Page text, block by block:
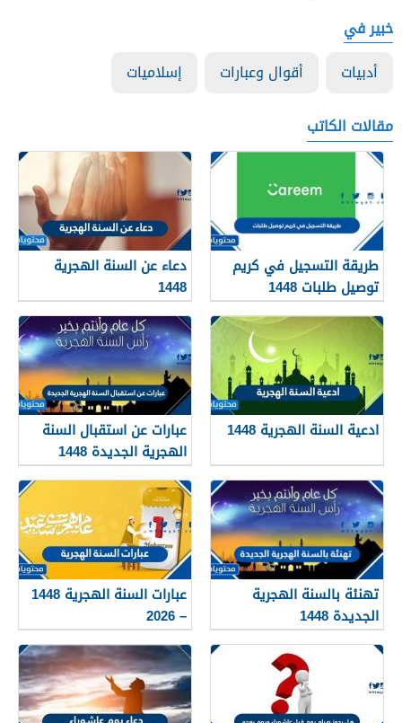
خبير في
أدبيات
أقوال وعبارات
إسلاميات
مقالات الكاتب
طريقة التسجيل في كريم
توصيل طلبات 1448
دعاء عن السنة الهجرية
1448
ادعية السنة الهجرية 1448
عبارات عن استقبال السنة
الهجرية الجديدة 1448
تهنئة بالسنة الهجرية
الجديدة 1448
عبارات السنة الهجرية 1448
– 2026